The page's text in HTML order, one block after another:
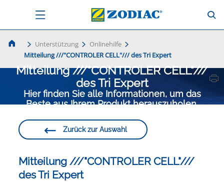
Unterstützung
Onlinehilfe
Mitteilung ///"CONTROLER CELL"/// des Tri Expert
Mitteilung ///"CONTROLER CELL"///
des Tri Expert
Hier finden Sie alle Informationen, um das
Beste aus Ihrem Produkt herauszuholen.
Zurück zur Auswahl
Mitteilung ///"CONTROLER CELL"///
des Tri Expert